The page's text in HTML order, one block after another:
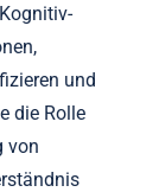
und
die Rolle
von